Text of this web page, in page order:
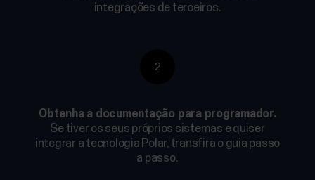
integrações de terceiros.
2
Obtenha a documentação para programador.
Se tiver os seus próprios sistemas e quiser
integrar a tecnologia Polar, transfira o guia passo
a passo.